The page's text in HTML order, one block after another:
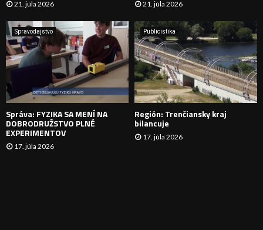
A
N
I
E
21. júla 2026 21. júla 2026
Spravodajstvo
Správa: FYZIKA SA MENÍ NA
DOBRODRUŽSTVO PLNÉ
EXPERIMENTOV
17. júla 2026
Publicistika
Región: Trenčiansky kraj
bilancuje
17. júla 2026